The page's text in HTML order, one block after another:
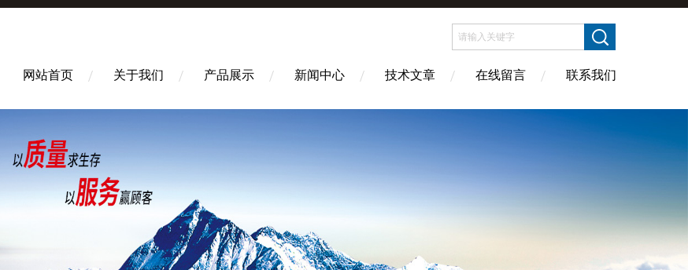
网站首页 关于我们 产品展示 新闻中心 技术文章 在线留言 联系我们